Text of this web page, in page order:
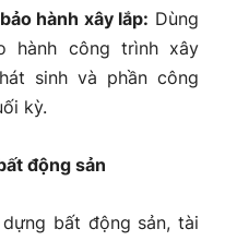
hành xây lắp: Dùng
hành công trình xây
sinh và phần công
kỳ.
động sản
bất động sản, tài